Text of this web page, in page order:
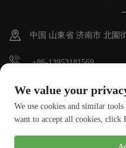
中国 山東省 济南市 北園
+86-13953181569
[email protected]
著作権 © Tianhui Sports. 全ての
We value your
We use cookies and similar
want to accept all cookies, click